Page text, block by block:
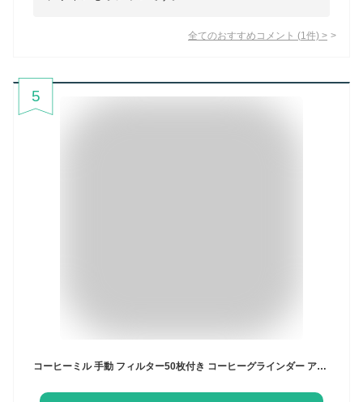
全てのおすすめコメント (1 件) >
5
コーヒーミル 手動 フィルター50枚付き コーヒーグラインダー アウトドア VKING 挽き手動 ステンレス セラミック臼式 防錆 段階粗さ調整 ブラシ付き 軽量 携帯 キャンプ ハイキング 旅行用 お手入れ簡単 初心者 日本食品衛生法認証済